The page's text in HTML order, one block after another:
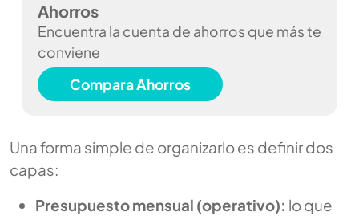
Ahorros
Encuentra la cuenta de ahorros que más te
conviene
Compara Ahorros
Una forma simple de organizarlo es definir dos
capas:
Presupuesto mensual (operativo): lo que